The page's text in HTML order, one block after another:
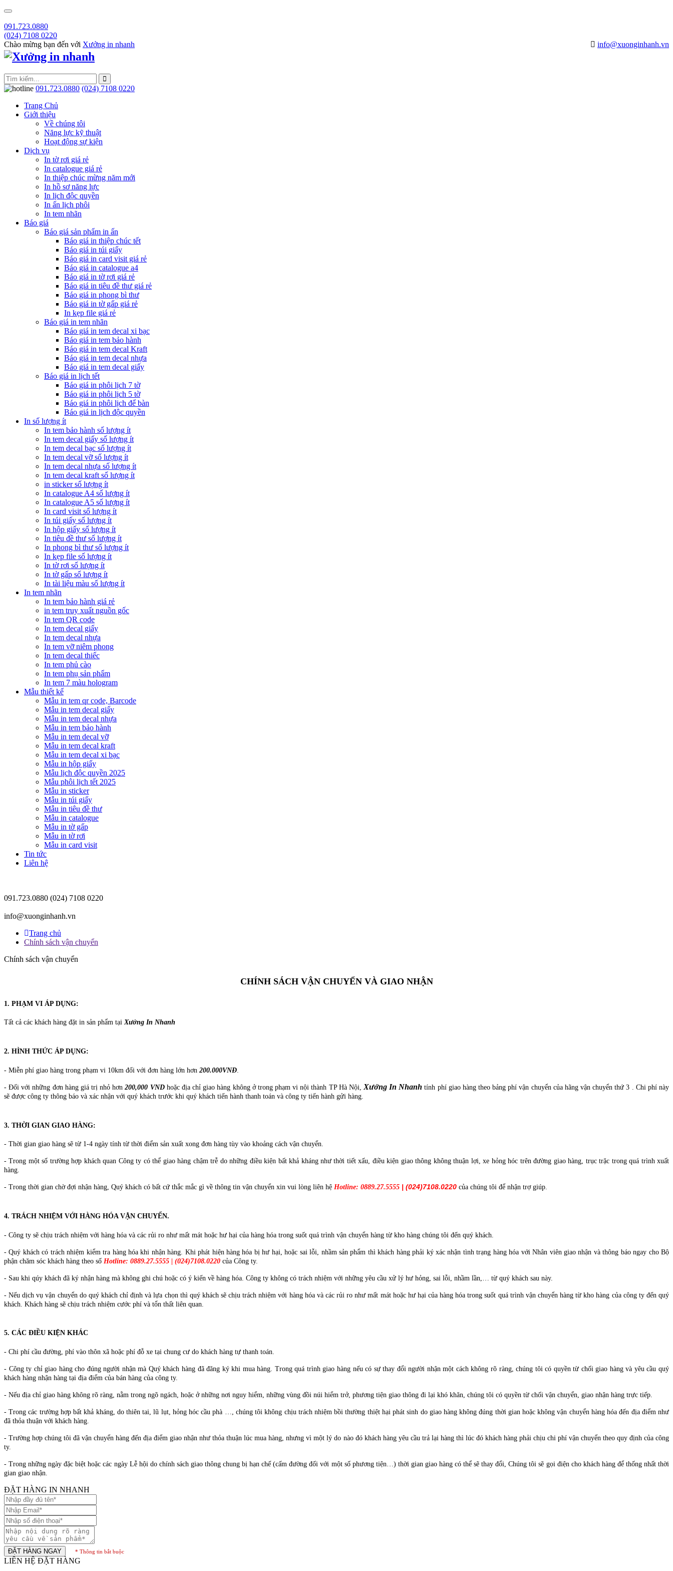
091.723.0880
(024) 7108 0220
Chào mừng bạn đến với Xưởng in nhanh info@xuonginhanh.vn
091.723.0880 (024) 7108 0220
Trang Chủ
Giới thiệu
Về chúng tôi
Năng lực kỹ thuật
Hoạt động sự kiện
Dịch vụ
In tờ rơi giá rẻ
In catalogue giá rẻ
In thiệp chúc mừng năm mới
In hồ sơ năng lực
In lịch độc quyền
In ấn lịch phôi
In tem nhãn
Báo giá
Báo giá sản phẩm in ấn
Báo giá in thiệp chúc tết
Báo giá in túi giấy
Báo giá in card visit giá rẻ
Báo giá in catalogue a4
Báo giá in tờ rơi giá rẻ
Báo giá in tiêu đề thư giá rẻ
Báo giá in phong bì thư
Báo giá in tờ gấp giá rẻ
In kẹp file giá rẻ
Báo giá in tem nhãn
Báo giá in tem decal xi bạc
Báo giá in tem bảo hành
Báo giá in tem decal Kraft
Báo giá in tem decal nhựa
Báo giá in tem decal giấy
Báo giá in lịch tết
Báo giá in phôi lịch 7 tờ
Báo giá in phôi lịch 5 tờ
Báo giá in phôi lịch để bàn
Báo giá in lịch độc quyền
In số lượng ít
In tem bảo hành số lượng ít
In tem decal giấy số lượng ít
In tem decal bạc số lượng ít
In tem decal vỡ số lượng ít
In tem decal nhựa số lượng ít
In tem decal kraft số lượng ít
in sticker số lượng ít
In catalogue A4 số lượng ít
In catalogue A5 số lượng ít
In card visit số lượng ít
In túi giấy số lượng ít
In hộp giấy số lượng ít
In tiêu đề thư số lượng ít
In phong bì thư số lượng ít
In kẹp file số lượng ít
In tờ rơi số lượng ít
In tờ gấp số lượng ít
In tài liệu màu số lượng ít
In tem nhãn
In tem bảo hành giá rẻ
in tem truy xuất nguồn gốc
In tem QR code
In tem decal giấy
In tem decal nhựa
In tem vỡ niêm phong
In tem decal thiếc
In tem phủ cào
In tem phụ sản phẩm
In tem 7 màu hologram
Mẫu thiết kế
Mẫu in tem qr code, Barcode
Mẫu in tem decal giấy
Mẫu in tem decal nhựa
Mẫu in tem bảo hành
Mẫu in tem decal vỡ
Mẫu in tem decal kraft
Mẫu in tem decal xi bạc
Mẫu in hộp giấy
Mẫu lịch độc quyền 2025
Mẫu phôi lịch tết 2025
Mẫu in sticker
Mẫu in túi giấy
Mẫu in tiêu đề thư
Mẫu in catalogue
Mẫu in tờ gấp
Mẫu in tờ rơi
Mẫu in card visit
Tin tức
Liên hệ
091.723.0880 (024) 7108 0220
info@xuonginhanh.vn
Trang chủ
Chính sách vận chuyển
Chính sách vận chuyển
CHÍNH SÁCH VẬN CHUYỂN VÀ GIAO NHẬN
1. PHẠM VI ÁP DỤNG:
Tất cả các khách hàng đặt in sản phẩm tạiXưởng In Nhanh
2. HÌNH THỨC ÁP DỤNG:
- Miễn phí giao hàng trong phạm vi 10km đối với đơn hàng lớn hơn 200.000VNĐ
- Đối với những đơn hàng giá trị nhỏ hơn200,000 VNDhoặc địa chỉ giao hàng không ở trong phạm vi nội thành TP Hà Nội, Xưởng In Nhanh tính phí giao hàng theo bảng phí vận chuyển của hãng vận chuyển thứ 3 . Chi phí này
sẽ được công ty thông báo và xác nhận với quý khách trước khi quý khách tiến hành thanh toán và công ty tiến hành gửi hàng.
3. THỜI GIAN GIAO HÀNG:
- Thời gian giao hàng sẽ từ 1-4 ngày tính từ thời điểm sản xuất xong đơn hàng tùy vào khoảng cách vận chuyển.
- Trong một số trường hợp khách quan Công ty có thể giao hàng chậm trễ do những điều kiện bất khả kháng như thời tiết xấu, điều kiện giao thông không thuận lợi, xe hỏng hóc trên đường giao hàng, trục trặc trong quá trình xuất
hàng.
- Trong thời gian chờ đợi nhận hàng, Quý khách có bất cứ thắc mắc gì về thông tin vận chuyển xin vui lòng liên hệ Hotline: 0889.27.5555 | (024)7108.0220 của chúng tôi để nhận trợ giúp.
4. TRÁCH NHIỆM VỚI HÀNG HÓA VẬN CHUYỂN.
- Công ty sẽ chịu trách nhiệm với hàng hóa và các rủi ro như mất mát hoặc hư hại của hàng hóa trong suốt quá trình vận chuyển hàng từ kho hàng chúng tôi đến quý khách.
- Quý khách có trách nhiệm kiểm tra hàng hóa khi nhận hàng. Khi phát hiện hàng hóa bị hư hại, hoặc sai lỗi, nhầm sản phẩm thì khách hàng phải ký xác nhận tình trạng hàng hóa với Nhân viên giao nhận và thông báo ngay cho Bộ
phận chăm sóc khách hàng theo số Hotline: 0889.27.5555 | (024)7108.0220 của Công ty.
- Sau khi qúy khách đã ký nhận hàng mà không ghi chú hoặc có ý kiến về hàng hóa. Công ty không có trách nhiệm với những yêu cầu xử lý hư hỏng, sai lỗi, nhầm lần,… từ quý khách sau này.
- Nếu dịch vụ vận chuyển do quý khách chỉ định và lựa chọn thì quý khách sẽ chịu trách nhiệm với hàng hóa và các rủi ro như mất mát hoặc hư hại của hàng hóa trong suốt quá trình vận chuyển hàng từ kho hàng của công ty đến quý
khách. Khách hàng sẽ chịu trách nhiệm cước phí và tổn thất liên quan.
5. CÁC ĐIỀU KIỆN KHÁC
- Chi phí cầu đường, phí vào thôn xã hoặc phí đỗ xe tại chung cư do khách hàng tự thanh toán.
- Công ty chỉ giao hàng cho đúng người nhận mà Quý khách hàng đã đăng ký khi mua hàng. Trong quá trình giao hàng nếu có sự thay đổi người nhận một cách không rõ ràng, chúng tôi có quyền từ chối giao hàng và yêu cầu quý
khách hàng nhận hàng tại địa điểm của bán hàng của công ty.
- Nếu địa chỉ giao hàng không rõ ràng, nằm trong ngõ ngách, hoặc ở những nơi nguy hiểm, những vùng đồi núi hiểm trở, phương tiện giao thông đi lại khó khăn, chúng tôi có quyền từ chối vận chuyển, giao nhận hàng trực tiếp.
- Trong các trường hợp bất khả kháng, do thiên tai, lũ lụt, hỏng hóc cầu phà …, chúng tôi không chịu trách nhiệm bồi thường thiệt hại phát sinh do giao hàng không đúng thời gian hoặc không vận chuyển hàng hóa đến địa điểm như
đã thỏa thuận với khách hàng.
- Trường hợp chúng tôi đã vận chuyển hàng đến địa điểm giao nhận như thỏa thuận lúc mua hàng, nhưng vì một lý do nào đó khách hàng yêu cầu trả lại hàng thì lúc đó khách hàng phải chịu chi phí vận chuyển theo quy định của công
ty.
- Trong những ngày đặc biệt hoặc các ngày Lễ hội do chính sách giao thông chung bị hạn chế (cấm đường đối với một số phương tiện…) thời gian giao hàng có thể sẽ thay đổi, Chúng tôi sẽ gọi điện cho khách hàng để thống nhất thời
gian giao nhận.
ĐẶT HÀNG IN NHANH
ĐẶT HÀNG NGAY * Thông tin bắt buộc
LIÊN HỆ ĐẶT HÀNG